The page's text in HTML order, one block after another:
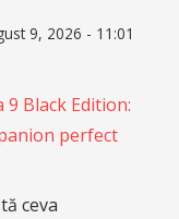
nelimitate,
impecabil.
am
Omoda 9